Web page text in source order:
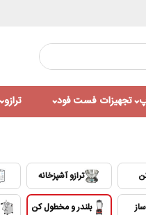
تجهیزات فست فود ترازو
ترازو آشپزخانه
بلندر و مخطول کن